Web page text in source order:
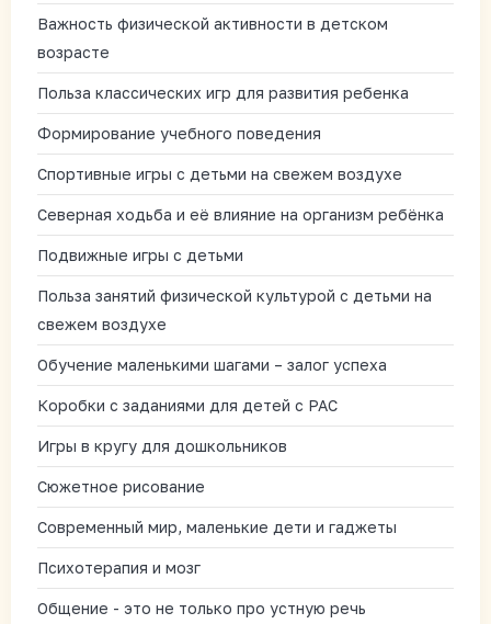
Важность физической активности в детском
возрасте
Польза классических игр для развития ребенка
Формирование учебного поведения
Спортивные игры с детьми на свежем воздухе
Северная ходьба и её влияние на организм ребёнка
Подвижные игры с детьми
Польза занятий физической культурой с детьми на
свежем воздухе
Обучение маленькими шагами – залог успеха
Коробки с заданиями для детей с РАС
Игры в кругу для дошкольников
Сюжетное рисование
Современный мир, маленькие дети и гаджеты
Психотерапия и мозг
Общение - это не только про устную речь